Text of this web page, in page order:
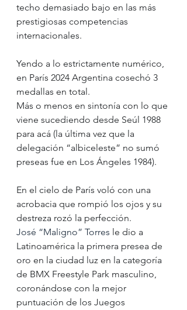
techo demasiado bajo en las más
prestigiosas competencias
internacionales.
Yendo a lo estrictamente numérico,
en París 2024 Argentina cosechó 3
medallas en total.
Más o menos en sintonía con lo que
viene sucediendo desde Seúl 1988
para acá (la última vez que la
delegación “albiceleste” no sumó
preseas fue en Los Ángeles 1984).
En el cielo de París voló con una
acrobacia que rompió los ojos y su
destreza rozó la perfección.
José “Maligno” Torres le dio a
Latinoamérica la primera presea de
oro en la ciudad luz en la categoría
de BMX Freestyle Park masculino,
coronándose con la mejor
puntuación de los Juegos